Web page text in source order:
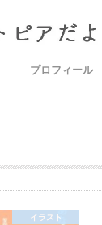
プロフィール
イラスト